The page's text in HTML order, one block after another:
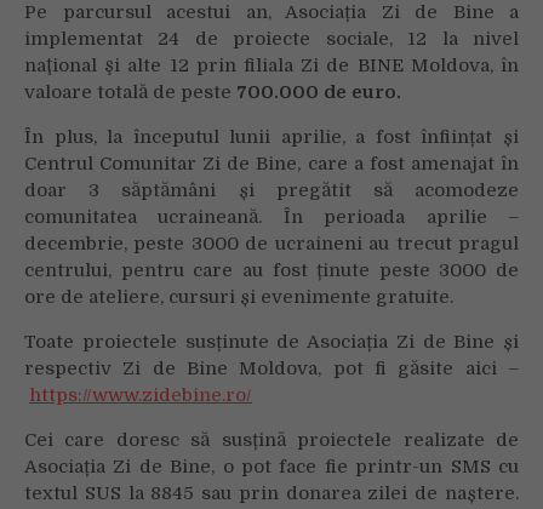
Pe parcursul acestui an, Asociația Zi de Bine a
implementat 24 de proiecte sociale, 12 la nivel
naţional şi alte 12 prin filiala Zi de BINE Moldova, în
valoare totală de peste 700.000 de euro.
În plus, la începutul lunii aprilie, a fost înființat și
Centrul Comunitar Zi de Bine, care a fost amenajat în
doar 3 săptămâni și pregătit să acomodeze
comunitatea ucraineană. În perioada aprilie –
decembrie, peste 3000 de ucraineni au trecut pragul
centrului, pentru care au fost ținute peste 3000 de
ore de ateliere, cursuri și evenimente gratuite.
Toate proiectele susținute de Asociația Zi de Bine și
respectiv Zi de Bine Moldova, pot fi găsite aici –
https://www.zidebine.ro/
Cei care doresc să susțină proiectele realizate de
Asociația Zi de Bine, o pot face fie printr-un SMS cu
textul SUS la 8845 sau prin donarea zilei de naștere.